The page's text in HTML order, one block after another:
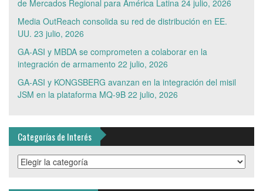
de Mercados Regional para América Latina 24 julio, 2026
Media OutReach consolida su red de distribución en EE.
UU. 23 julio, 2026
GA-ASI y MBDA se comprometen a colaborar en la
integración de armamento 22 julio, 2026
GA-ASI y KONGSBERG avanzan en la integración del misil
JSM en la plataforma MQ-9B 22 julio, 2026
Categorías de Interés
Categorías
de